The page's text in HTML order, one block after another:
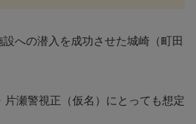
設への潜入を成功させた城崎（町田
片瀬警視正（仮名）にとっても想定